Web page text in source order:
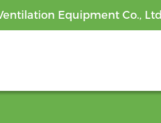
Equipment Co., Ltd